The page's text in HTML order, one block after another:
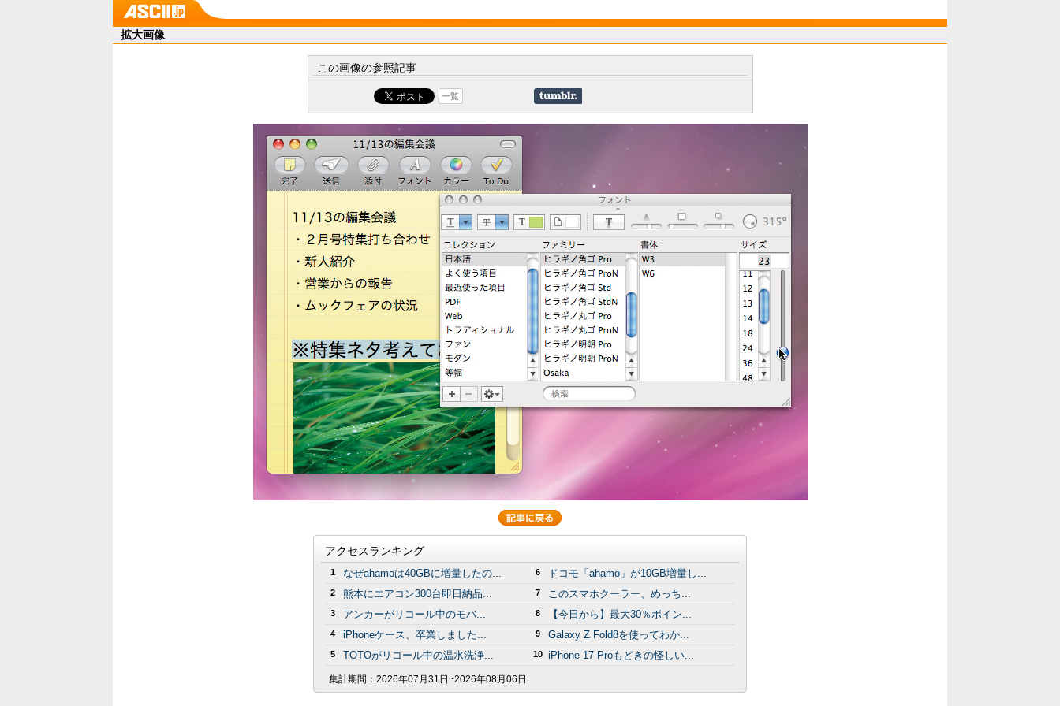
拡大画像
この画像の参照記事
一覧
アクセスランキング
1 なぜahamoは40GBに増量したの...
2 熊本にエアコン300台即日納品...
3 アンカーがリコール中のモバ...
4 iPhoneケース、卒業しました...
5 TOTOがリコール中の温水洗浄...
6 ドコモ「ahamo」が10GB増量し...
7 このスマホクーラー、めっち...
8 【今日から】最大30％ポイン...
9 Galaxy Z Fold8を使ってわか...
10 iPhone 17 Proもどきの怪しい...
集計期間： 2026年07月31日~2026年08月06日